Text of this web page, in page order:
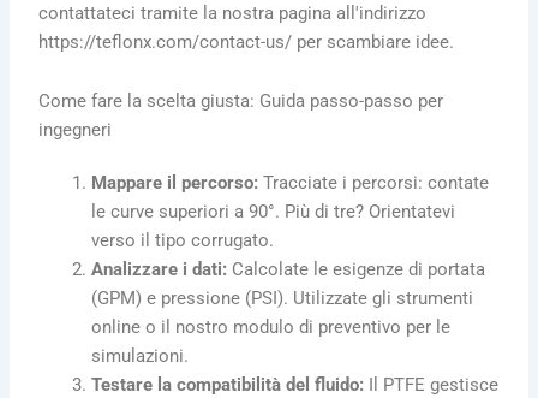
contattateci tramite la nostra pagina all'indirizzo
https://teflonx.com/contact-us/ per scambiare idee.
Come fare la scelta giusta: Guida passo-passo per
ingegneri
Mappare il percorso: Tracciate i percorsi: contate
le curve superiori a 90°. Più di tre? Orientatevi
verso il tipo corrugato.
Analizzare i dati: Calcolate le esigenze di portata
(GPM) e pressione (PSI). Utilizzate gli strumenti
online o il nostro modulo di preventivo per le
simulazioni.
Testare la compatibilità del fluido: Il PTFE gestisce